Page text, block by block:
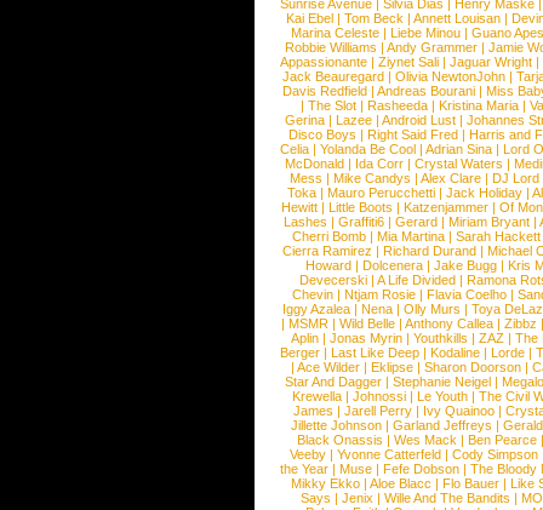
Sunrise Avenue | Silvia Dias | Henry Maske |
Kai Ebel |Tom Beck |Annett Louisan |
Marina Celeste | Liebe Minou | Guano Apes
Robbie Williams |Andy Grammer |Jamie
Appassionante |Ziynet Sali |Jaguar Wright |
Jack Beauregard |Olivia NewtonJohn |
Davis Redfield |Andreas Bourani |Miss
| The Slot | Rasheeda | Kristina Maria |
Gerina |Lazee |Android Lust |Johannes
Disco Boys | Right Said Fred | Harris and
Celia | Yolanda Be Cool | Adrian Sina | Lord
McDonald | Ida Corr |Crystal Waters |
Mess | Mike Candys | Alex Clare | DJ Lord
Toka | Mauro Perucchetti | Jack Holiday |
Hewitt |Little Boots |Katzenjammer |Of
Lashes |Graffiti6 |Gerard |Miriam Bryant |
Cherri Bomb | Mia Martina | Sarah Hackett
Cierra Ramirez | Richard Durand | Michael
Howard |Dolcenera |Jake Bugg |Kris
Devecerski |A Life Divided |Ramona
Chevin |Ntjam Rosie |Flavia Coelho |
Iggy Azalea | Nena | Olly Murs | Toya
|MSMR |Wild Belle |Anthony Callea |Zibbz
Aplin | Jonas Myrin | Youthkills | ZAZ | The
Berger |Last Like Deep |Kodaline |Lorde |
|Ace Wilder |Eklipse |Sharon Doorson |
Star And Dagger | Stephanie Neigel |
Krewella | Johnossi | Le Youth | The Civil
James | Jarell Perry | Ivy Quainoo |
Jillette Johnson | Garland Jeffreys |
Black Onassis | Wes Mack | Ben Pearce
Veeby | Yvonne Catterfeld | Cody Simpson
the Year |Muse |Fefe Dobson |The Bloody
Mikky Ekko | Aloe Blacc | Flo Bauer | Like
Says | Jenix | Wille And The Bandits | MO